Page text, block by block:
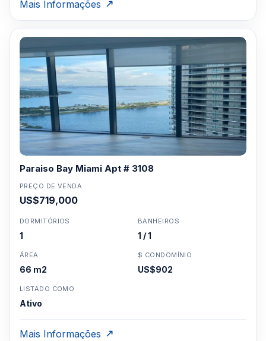
Mais Informações
Paraiso Bay Miami Apt # 3108
PREÇO DE VENDA
US$719,000
DORMITÓRIOS
1
BANHEIROS
1 / 1
ÁREA
66 m2
$ CONDOMÍNIO
US$902
LISTADO COMO
Ativo
Mais Informações